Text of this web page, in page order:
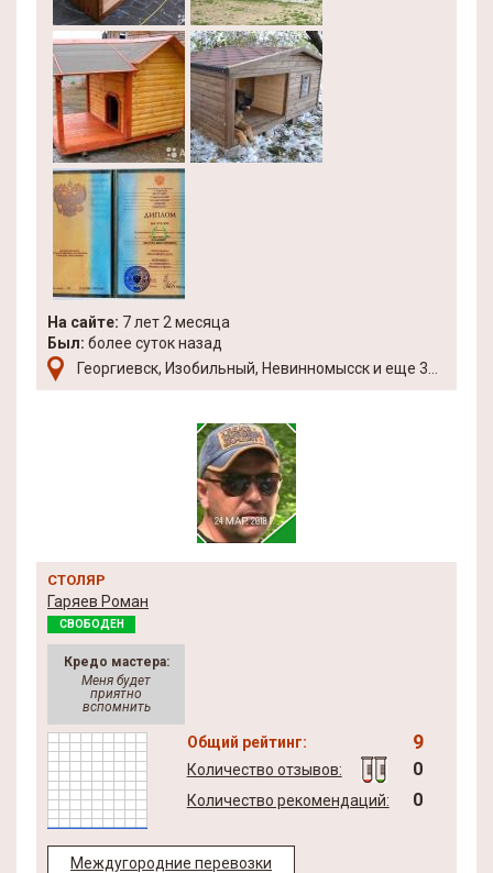
На сайте: 7 лет 2 месяца
Был: более суток назад
Георгиевск, Изобильный, Невинномысск и еще 3...
СТОЛЯР
Гаряев Роман
СВОБОДЕН
Кредо мастера:
Меня будет
приятно
вспомнить
Общий рейтинг: 9
Количество отзывов: 0
Количество рекомендаций: 0
Междугородние перевозки